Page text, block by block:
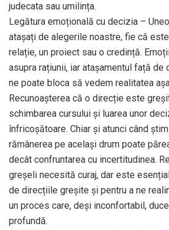
judecata sau umilința.
Legătura emoțională cu decizia –
atașați de alegerile noastre, fie că
relație, un proiect sau o credință.
asupra rațiunii, iar atașamentul față de
ne poate bloca să vedem realitatea
Recunoașterea că o direcție este
schimbarea cursului și luarea unor
înfricoșătoare. Chiar și atunci când
rămânerea pe același drum poate
decât confruntarea cu incertitudinea.
greșeli necesită curaj, dar este
de direcțiile greșite și pentru a ne
un proces care, deși inconfortabil,
profundă.